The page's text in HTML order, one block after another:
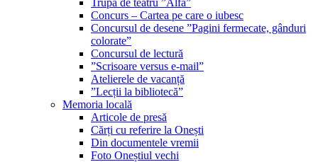
Concurs – Cartea pe care o iubesc
Concursul de desene ”Pagini fermecate, gânduri
colorate”
Concursul de lectură
”Scrisoare versus e-mail”
Atelierele de vacanță
”Lecții la bibliotecă”
Memoria locală
Articole de presă
Cărți cu referire la Onești
Din documentele vremii
Foto Oneștiul vechi